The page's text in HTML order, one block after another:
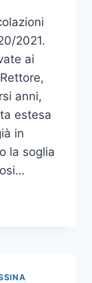
2021.
ai
anni,
estesa
in
la soglia